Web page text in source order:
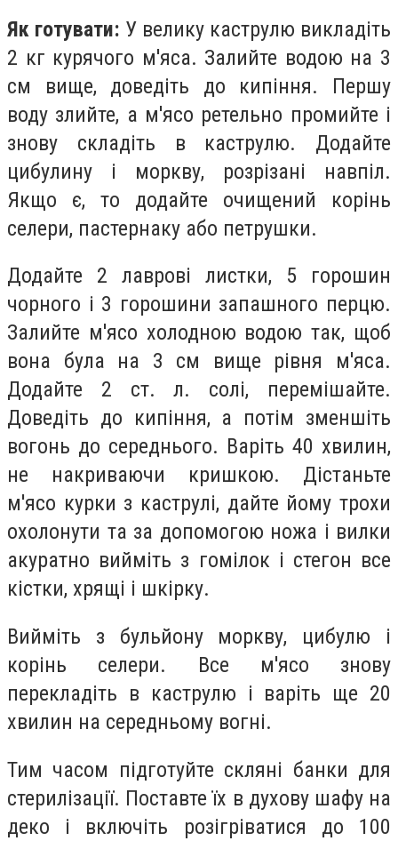
Як готувати: У велику каструлю викладіть
2 кг курячого м'яса. Залийте водою на 3
см вище, доведіть до кипіння. Першу
воду злийте, а м'ясо ретельно промийте і
знову складіть в каструлю. Додайте
цибулину і моркву, розрізані навпіл.
Якщо є, то додайте очищений корінь
селери, пастернаку або петрушки.
Додайте 2 лаврові листки, 5 горошин
чорного і 3 горошини запашного перцю.
Залийте м'ясо холодною водою так, щоб
вона була на 3 см вище рівня м'яса.
Додайте 2 ст. л. солі, перемішайте.
Доведіть до кипіння, а потім зменшіть
вогонь до середнього. Варіть 40 хвилин,
не накриваючи кришкою. Дістаньте
м'ясо курки з каструлі, дайте йому трохи
охолонути та за допомогою ножа і вилки
акуратно вийміть з гомілок і стегон все
кістки, хрящі і шкірку.
Вийміть з бульйону моркву, цибулю і
корінь селери. Все м'ясо знову
перекладіть в каструлю і варіть ще 20
хвилин на середньому вогні.
Тим часом підготуйте скляні банки для
стерилізації. Поставте їх в духову шафу на
деко і включіть розігріватися до 100